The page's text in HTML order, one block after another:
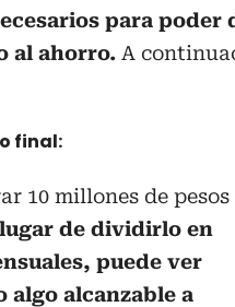
para poder
al ahorro. A
final:
10 millones de pesos
de dividirlo en
puede ver
algo alcanzable a